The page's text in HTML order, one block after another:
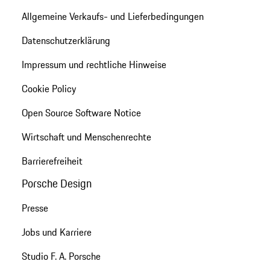
Allgemeine Verkaufs- und Lieferbedingungen
Datenschutzerklärung
Impressum und rechtliche Hinweise
Cookie Policy
Open Source Software Notice
Wirtschaft und Menschenrechte
Barrierefreiheit
Porsche Design
Presse
Jobs und Karriere
Studio F. A. Porsche